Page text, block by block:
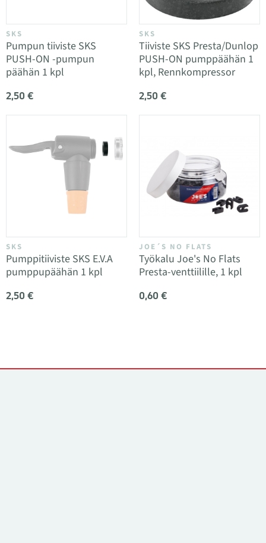
SKS
Pumpun tiiviste SKS
PUSH-ON -pumpun
päähän 1 kpl
2,50 €
SKS
Tiiviste SKS Presta/Dunlop
PUSH-ON pumppäähän 1
kpl, Rennkompressor
2,50 €
SKS
Pumppitiiviste SKS E.V.A
pumppupäähän 1 kpl
2,50 €
JOE´S NO FLATS
Työkalu Joe's No Flats
Presta-venttiilille, 1 kpl
0,60 €